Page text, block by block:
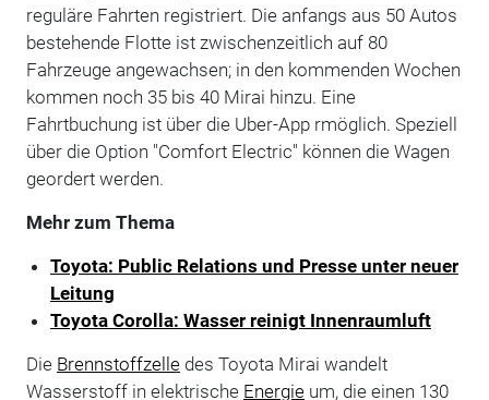
reguläre Fahrten registriert. Die anfangs aus 50 Autos
bestehende Flotte ist zwischenzeitlich auf 80
Fahrzeuge angewachsen; in den kommenden Wochen
kommen noch 35 bis 40 Mirai hinzu. Eine
Fahrtbuchung ist über die Uber-App rmöglich. Speziell
über die Option "Comfort Electric" können die Wagen
geordert werden.
Mehr zum Thema
Toyota: Public Relations und Presse unter neuer
Leitung
Toyota Corolla: Wasser reinigt Innenraumluft
Die Brennstoffzelledes Toyota Mirai wandelt
Wasserstoff in elektrische Energieum, die einen 130